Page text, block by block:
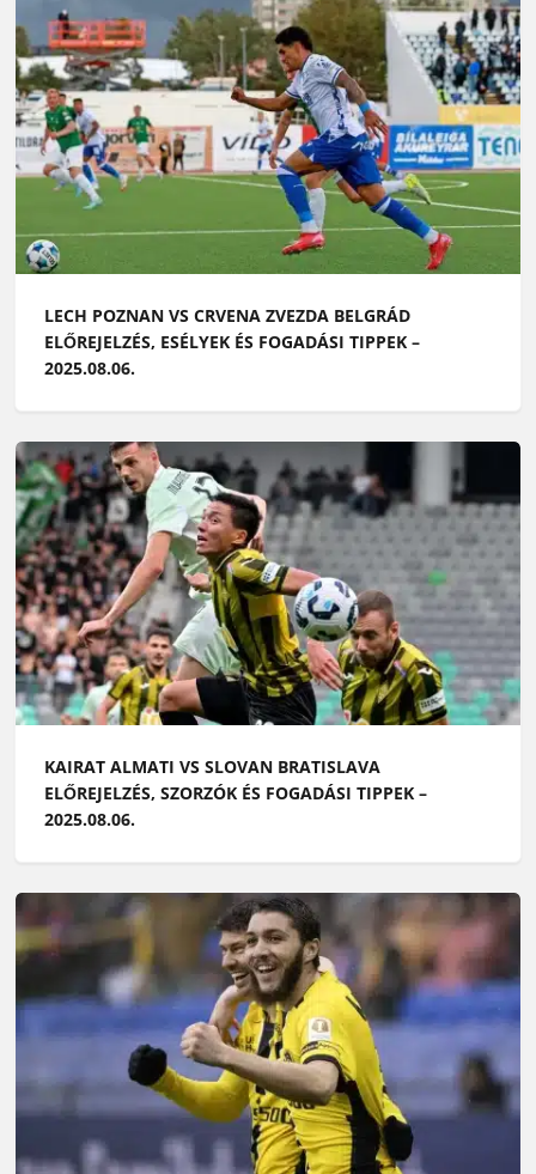
LECH POZNAN VS CRVENA ZVEZDA BELGRÁD
ELŐREJELZÉS, ESÉLYEK ÉS FOGADÁSI TIPPEK –
2025.08.06.
KAIRAT ALMATI VS SLOVAN BRATISLAVA
ELŐREJELZÉS, SZORZÓK ÉS FOGADÁSI TIPPEK –
2025.08.06.